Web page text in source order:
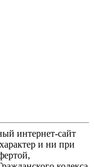
интернет-сайт
и ни при